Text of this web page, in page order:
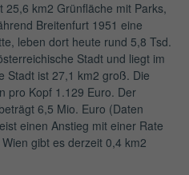
25,6 km2 Grünfläche mit Parks,
Breitenfurt 1951 eine
leben dort heute rund 5,8 Tsd.
Stadt und liegt im
Stadt ist 27,1 km2 groß. Die
pro Kopf 1.129 Euro. Der
6,5 Mio. Euro (Daten
einen Anstieg mit einer Rate
gibt es derzeit 0,4 km2